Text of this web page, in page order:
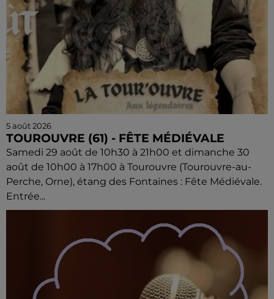
5 août 2026
TOUROUVRE (61) - FÊTE MÉDIÉVALE
Samedi 29 août de 10h30 à 21h00 et dimanche 30
août de 10h00 à 17h00 à Tourouvre (Tourouvre-au-
Perche, Orne), étang des Fontaines : Fête Médiévale.
Entrée...